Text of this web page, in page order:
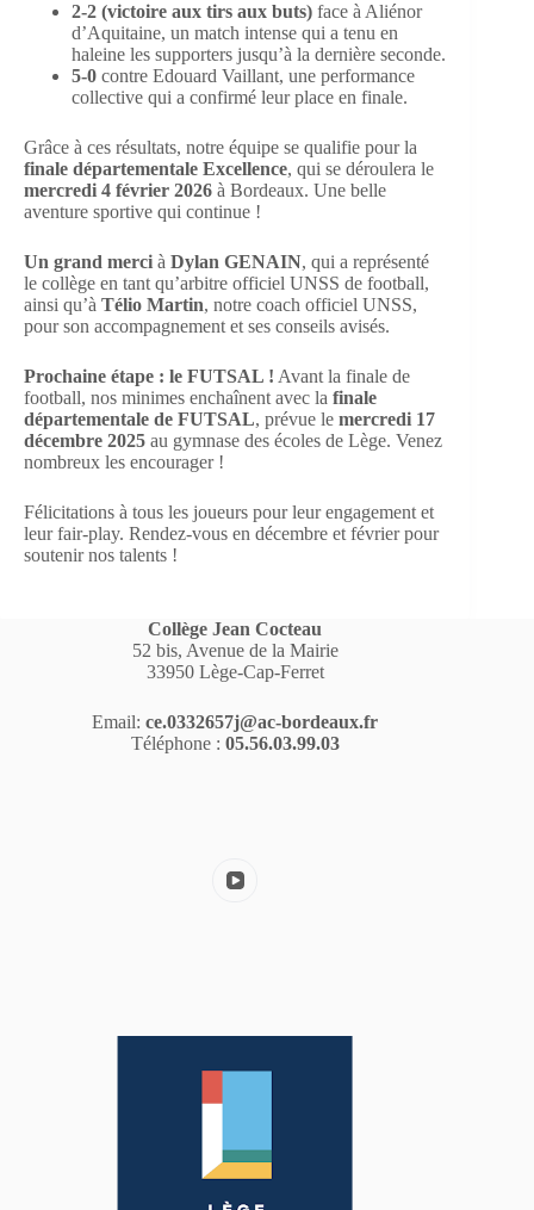
2-2 (victoire aux tirs aux buts) face à Aliénor
d’Aquitaine, un match intense qui a tenu en
haleine les supporters jusqu’à la dernière seconde.
5-0 contre Edouard Vaillant, une performance
collective qui a confirmé leur place en finale.
Grâce à ces résultats, notre équipe se qualifie pour la
finale départementale Excellence, qui se déroulera le
mercredi 4 février 2026 à Bordeaux. Une belle
aventure sportive qui continue !
Un grand merci à Dylan GENAIN, qui a représenté
le collège en tant qu’arbitre officiel UNSS de football,
ainsi qu’à Télio Martin, notre coach officiel UNSS,
pour son accompagnement et ses conseils avisés.
Prochaine étape : le FUTSAL ! Avant la finale de
football, nos minimes enchaînent avec la finale
départementale de FUTSAL, prévue le mercredi 17
décembre 2025 au gymnase des écoles de Lège. Venez
nombreux les encourager !
Félicitations à tous les joueurs pour leur engagement et
leur fair-play. Rendez-vous en décembre et février pour
soutenir nos talents !
Collège Jean Cocteau
52 bis, Avenue de la Mairie
33950 Lège-Cap-Ferret
Email:ce.0332657j@ac-bordeaux.fr
Téléphone : 05.56.03.99.03